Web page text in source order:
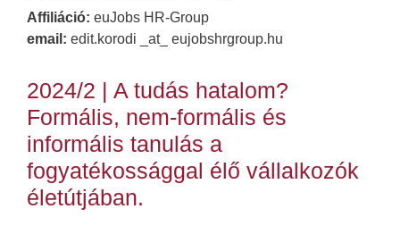
Affiliáció: euJobs HR-Group
email: edit.korodi _at_ eujobshrgroup.hu
2024/2 | A tudás hatalom?
Formális, nem-formális és
informális tanulás a
fogyatékossággal élő vállalkozók
életútjában.